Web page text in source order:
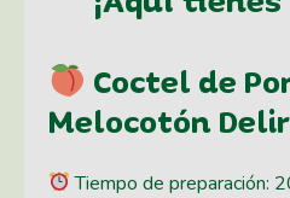
Coctel de
Melocotón
Tiempo de preparación: